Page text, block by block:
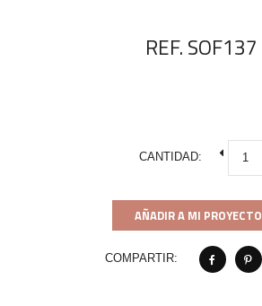
REF. SOF137
CANTIDAD:
AÑADIR A MI PROYECTO
COMPARTIR: